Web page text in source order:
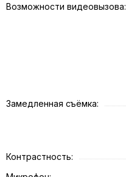
Возможности видеовызова:
Замедленная съёмка:
Контрастность: